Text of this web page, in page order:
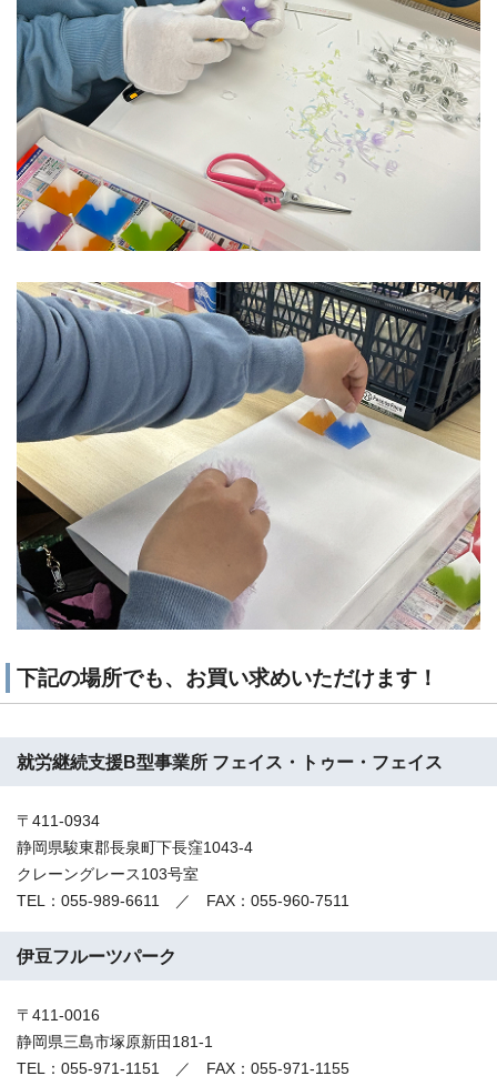
下記の場所でも、お買い求めいただけます！
就労継続支援B型事業所 フェイス・トゥー・フェイス
〒411-0934
静岡県駿東郡長泉町下長窪1043-4
クレーングレース103号室
TEL：055-989-6611 ／ FAX：055-960-7511
伊豆フルーツパーク
〒411-0016
静岡県三島市塚原新田181-1
TEL：055-971-1151 ／ FAX：055-971-1155